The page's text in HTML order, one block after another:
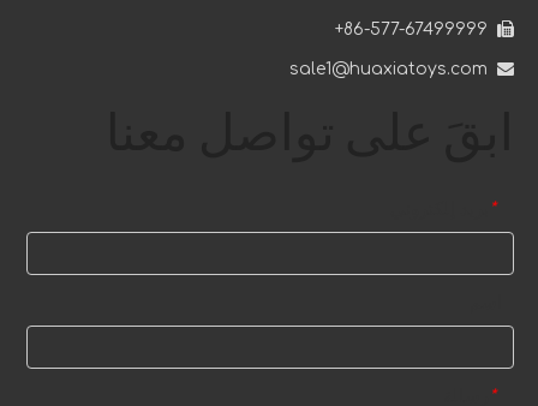

86-577-67499999+

sale1@huaxiatoys.com
*
*